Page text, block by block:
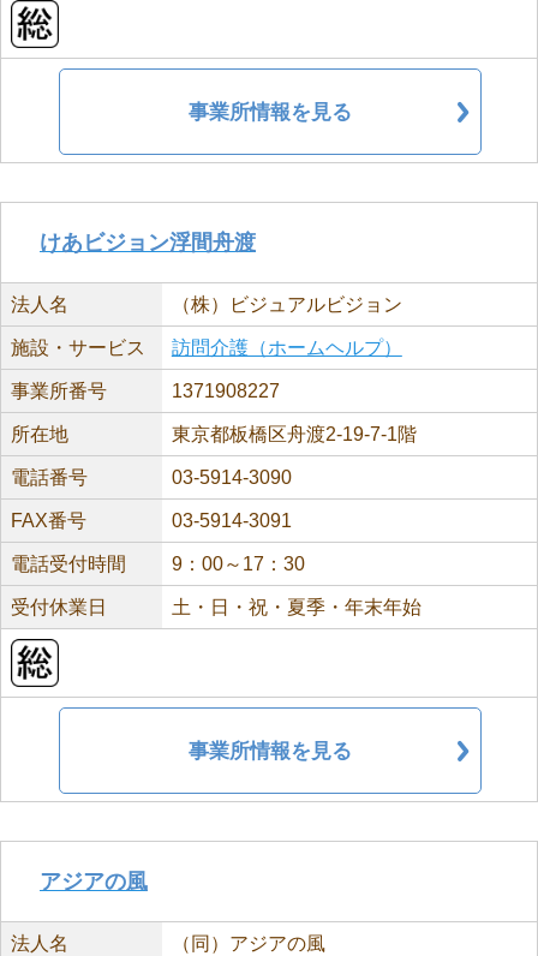
事業所情報を見る
けあビジョン浮間舟渡
法人名 （株）ビジュアルビジョン
施設・サービス 訪問介護（ホームヘルプ）
事業所番号 1371908227
所在地 東京都板橋区舟渡2-19-7-1階
電話番号 03-5914-3090
FAX番号 03-5914-3091
電話受付時間 9：00～17：30
受付休業日 土・日・祝・夏季・年末年始
事業所情報を見る
アジアの風
法人名 （同）アジアの風